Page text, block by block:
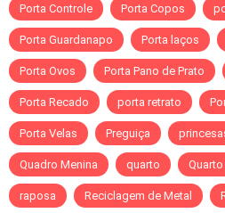
Porta Controle Porta Copos
Porta Guardanapo Porta laços
Porta Ovos Porta Pano de Prato
Porta Recado porta retrato
Porta Velas Preguiça
Quadro Menina quarto
raposa Reciclagem de Metal